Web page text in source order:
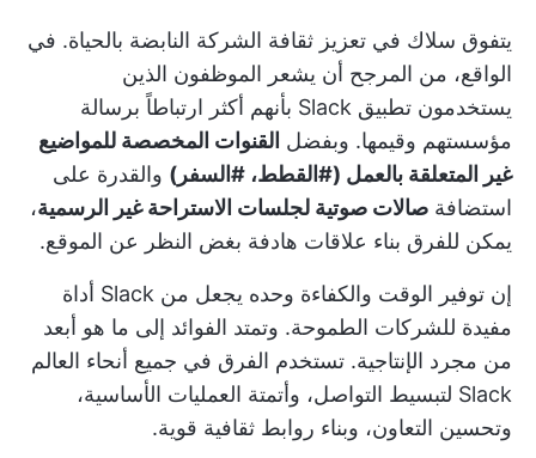
يتفوق سلاك في تعزيز ثقافة الشركة النابضة بالحياة. في
الواقع، من المرجح أن يشعر الموظفون الذين
يستخدمون تطبيق Slack بأنهم أكثر ارتباطاً برسالة
مؤسستهم وقيمها. وبفضل القنوات المخصصة للمواضيع
غير المتعلقة بالعمل (#القطط، #السفر) والقدرة على
استضافة صالات صوتية لجلسات الاستراحة غير الرسمية،
يمكن للفرق بناء علاقات هادفة بغض النظر عن الموقع.
إن توفير الوقت والكفاءة وحده يجعل من Slack أداة
مفيدة للشركات الطموحة. وتمتد الفوائد إلى ما هو أبعد
من مجرد الإنتاجية. تستخدم الفرق في جميع أنحاء العالم
Slack لتبسيط التواصل، وأتمتة العمليات الأساسية،
وتحسين التعاون، وبناء روابط ثقافية قوية.